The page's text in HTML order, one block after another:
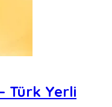
Türk Yerli